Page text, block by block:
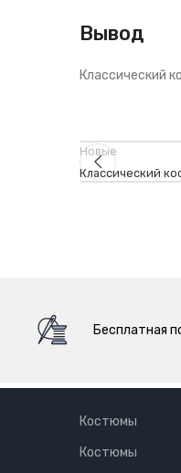
Вывод
Классический
Новые
Классический
Бесплатная
Костюмы
Костюмы